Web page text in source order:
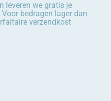
leveren we gratis je
bedragen lager dan
verzendkost